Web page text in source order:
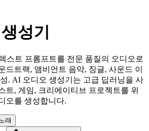
성기
스트 프롬프트를 전문 품질의 오디오로
드트랙, 앰비언트 음악, 징글, 사운드 이
. AI 오디오 생성기는 고급 딥러닝을 사
트, 게임, 크리에이티브 프로젝트를 위
오를 생성합니다.
래